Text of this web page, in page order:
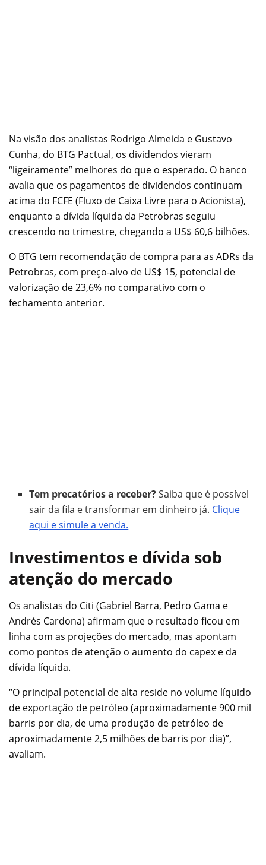
Na visão dos analistas Rodrigo Almeida e Gustavo
Cunha, do BTG Pactual, os dividendos vieram
“ligeiramente” melhores do que o esperado. O banco
avalia que os pagamentos de dividendos continuam
acima do FCFE (Fluxo de Caixa Livre para o Acionista),
enquanto a dívida líquida da Petrobras seguiu
crescendo no trimestre, chegando a US$ 60,6 bilhões.
O BTG tem recomendação de compra para as ADRs da
Petrobras, com preço-alvo de US$ 15, potencial de
valorização de 23,6% no comparativo com o
fechamento anterior.
Tem precatórios a receber?Saiba que é possível
sair da fila e transformar em dinheiro já. Clique
aqui e simule a venda.
Investimentos e dívida sob
atenção do mercado
Os analistas do Citi (Gabriel Barra, Pedro Gama e
Andrés Cardona) afirmam que o resultado ficou em
linha com as projeções do mercado, mas apontam
como pontos de atenção o aumento do capex e da
dívida líquida.
“O principal potencial de alta reside no volume líquido
de exportação de petróleo (aproximadamente 900 mil
barris por dia, de uma produção de petróleo de
aproximadamente 2,5 milhões de barris por dia)”,
avaliam.